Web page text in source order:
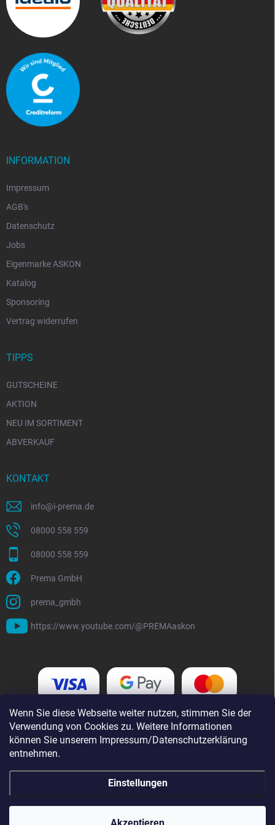
Wenn Sie diese Webseite weiter nutzen, stimmen Sie der
Verwendung von Cookies zu. Weitere Informationen
können Sie unserem Impressum/Datenschutzerklärung
entnehmen.
Einstellungen
INFORMATION
Impressum
AGB's
Datenschutz
Jobs
Eigenmarke ASKON
Katalog
Sponsoring
Vertrag widerrufen
TIPPS
GUTSCHEINE
AKTION
NEU IM SORTIMENT
ABVERKAUF
KONTAKT
info@i-prema.de
08000 558 559
08000 558 559
Prema GmbH
prema_gmbh
https://www.youtube.com/@PREMAaskon
i-prema.de. Alle Rechte vorbehalten.